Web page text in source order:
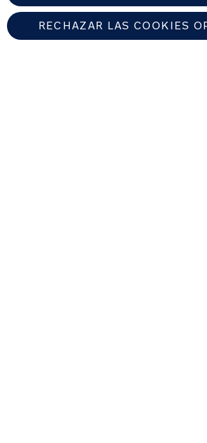
RECHAZAR LAS COOKIES